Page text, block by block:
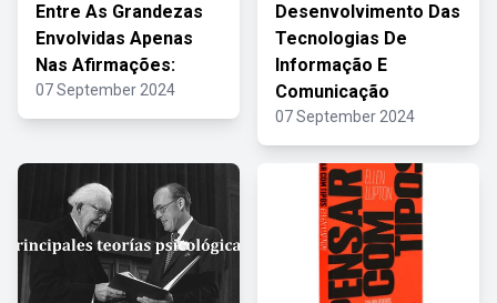
Entre As Grandezas
Envolvidas Apenas
Nas Afirmações:
07 September 2024
Desenvolvimento Das
Tecnologias De
Informação E
Comunicação
07 September 2024